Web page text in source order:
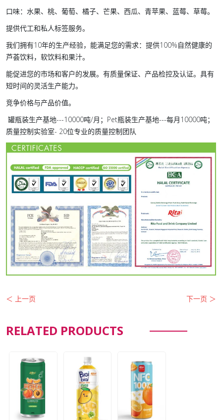
口味：水果、桃、葡萄、橘子、芒果、西瓜、青苹果、蓝莓、草莓。
提供代工和私人标签服务。
我们拥有10年的生产经验，能满足您的需求：提供100%自然健康的
芦荟饮料，软饮料和果汁。
能促进您的市场和客户的发展。有质量保证、产品检控及认证。具有
短时间的灵活生产能力。
竞争价格与产品价值。
罐瓶装生产基地---10000吨/月；Pet瓶装生产基地---每月10000吨；
质量控制实验室- 20位专业的质量控制团队
＜ 上一页 下一页 ＞
RELATED PRODUCTS